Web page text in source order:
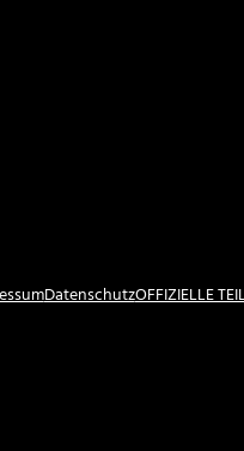
DatenschutzOFFIZIELLE